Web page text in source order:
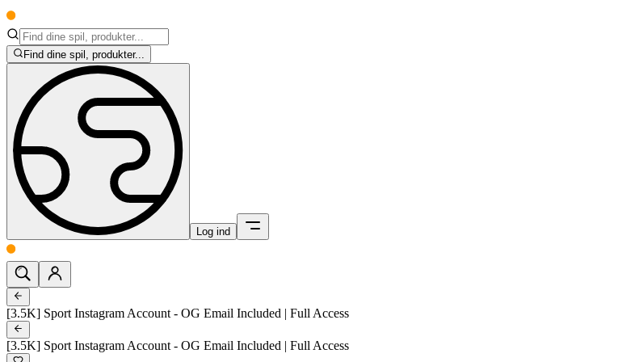
Find dine spil, produkter...
Log ind
[3.5K] Sport Instagram Account - OG Email Included | Full Access
[3.5K] Sport Instagram Account - OG Email Included | Full Access